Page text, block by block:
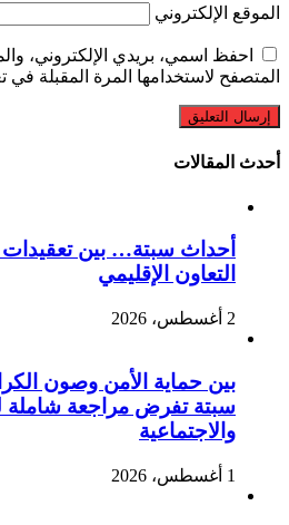
الموقع الإلكتروني
احفظ اسمي، بريدي الإلكتروني،
المتصفح لاستخدامها المرة المقبلة في
أحدث المقالات
أحداث سبتة… بين تعقيدات
التعاون الإقليمي
2 أغسطس، 2026
بين حماية الأمن وصون
سبتة تفرض مراجعة شاملة
والاجتماعية
1 أغسطس، 2026